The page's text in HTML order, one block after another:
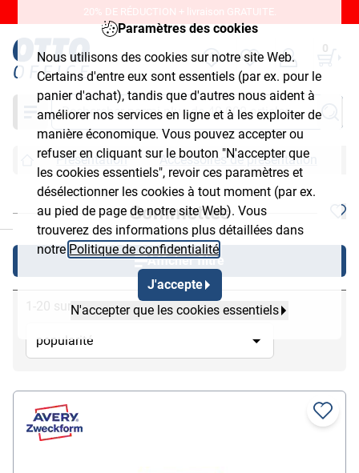
Paramètres des cookies
Nous utilisons des cookies sur notre site Web.
Certains d'entre eux sont essentiels (par ex. pour le
panier d'achat), tandis que d'autres nous aident à
améliorer nos services en ligne et à les exploiter de
manière économique. Vous pouvez accepter ou
refuser en cliquant sur le bouton "N'accepter que
les cookies essentiels", revoir ces paramètres et
désélectionner les cookies à tout moment (par ex.
au pied de page de notre site Web). Vous
trouverez des informations plus détaillées dans
notre Politique de confidentialité
J'accepte
N'accepter que les cookies essentiels
20% DE RÉDUCTION + livraison GRATUITE.
0
Chercher
Présentation Accessoires de présentation
Gommettes
Afficher filtre
1-20 sur 20